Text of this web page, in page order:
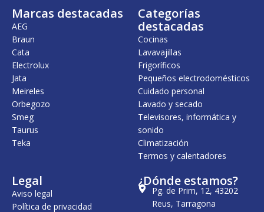
a
2
a
:
6
1
,
0
€
.
.
Marcas destacadas
AEG
Braun
Cata
Electrolux
Jata
Meireles
Orbegozo
Smeg
Taurus
Teka
Categorías
destacadas
Cocinas
Lavavajillas
Frigoríficos
Pequeños electrodomésticos
Cuidado personal
Lavado y secado
Televisores, informática y
sonido
Climatización
Termos y calentadores
Legal
Aviso legal
Política de privacidad
¿Dónde estamos?
Pg. de Prim, 12, 43202
Reus, Tarragona